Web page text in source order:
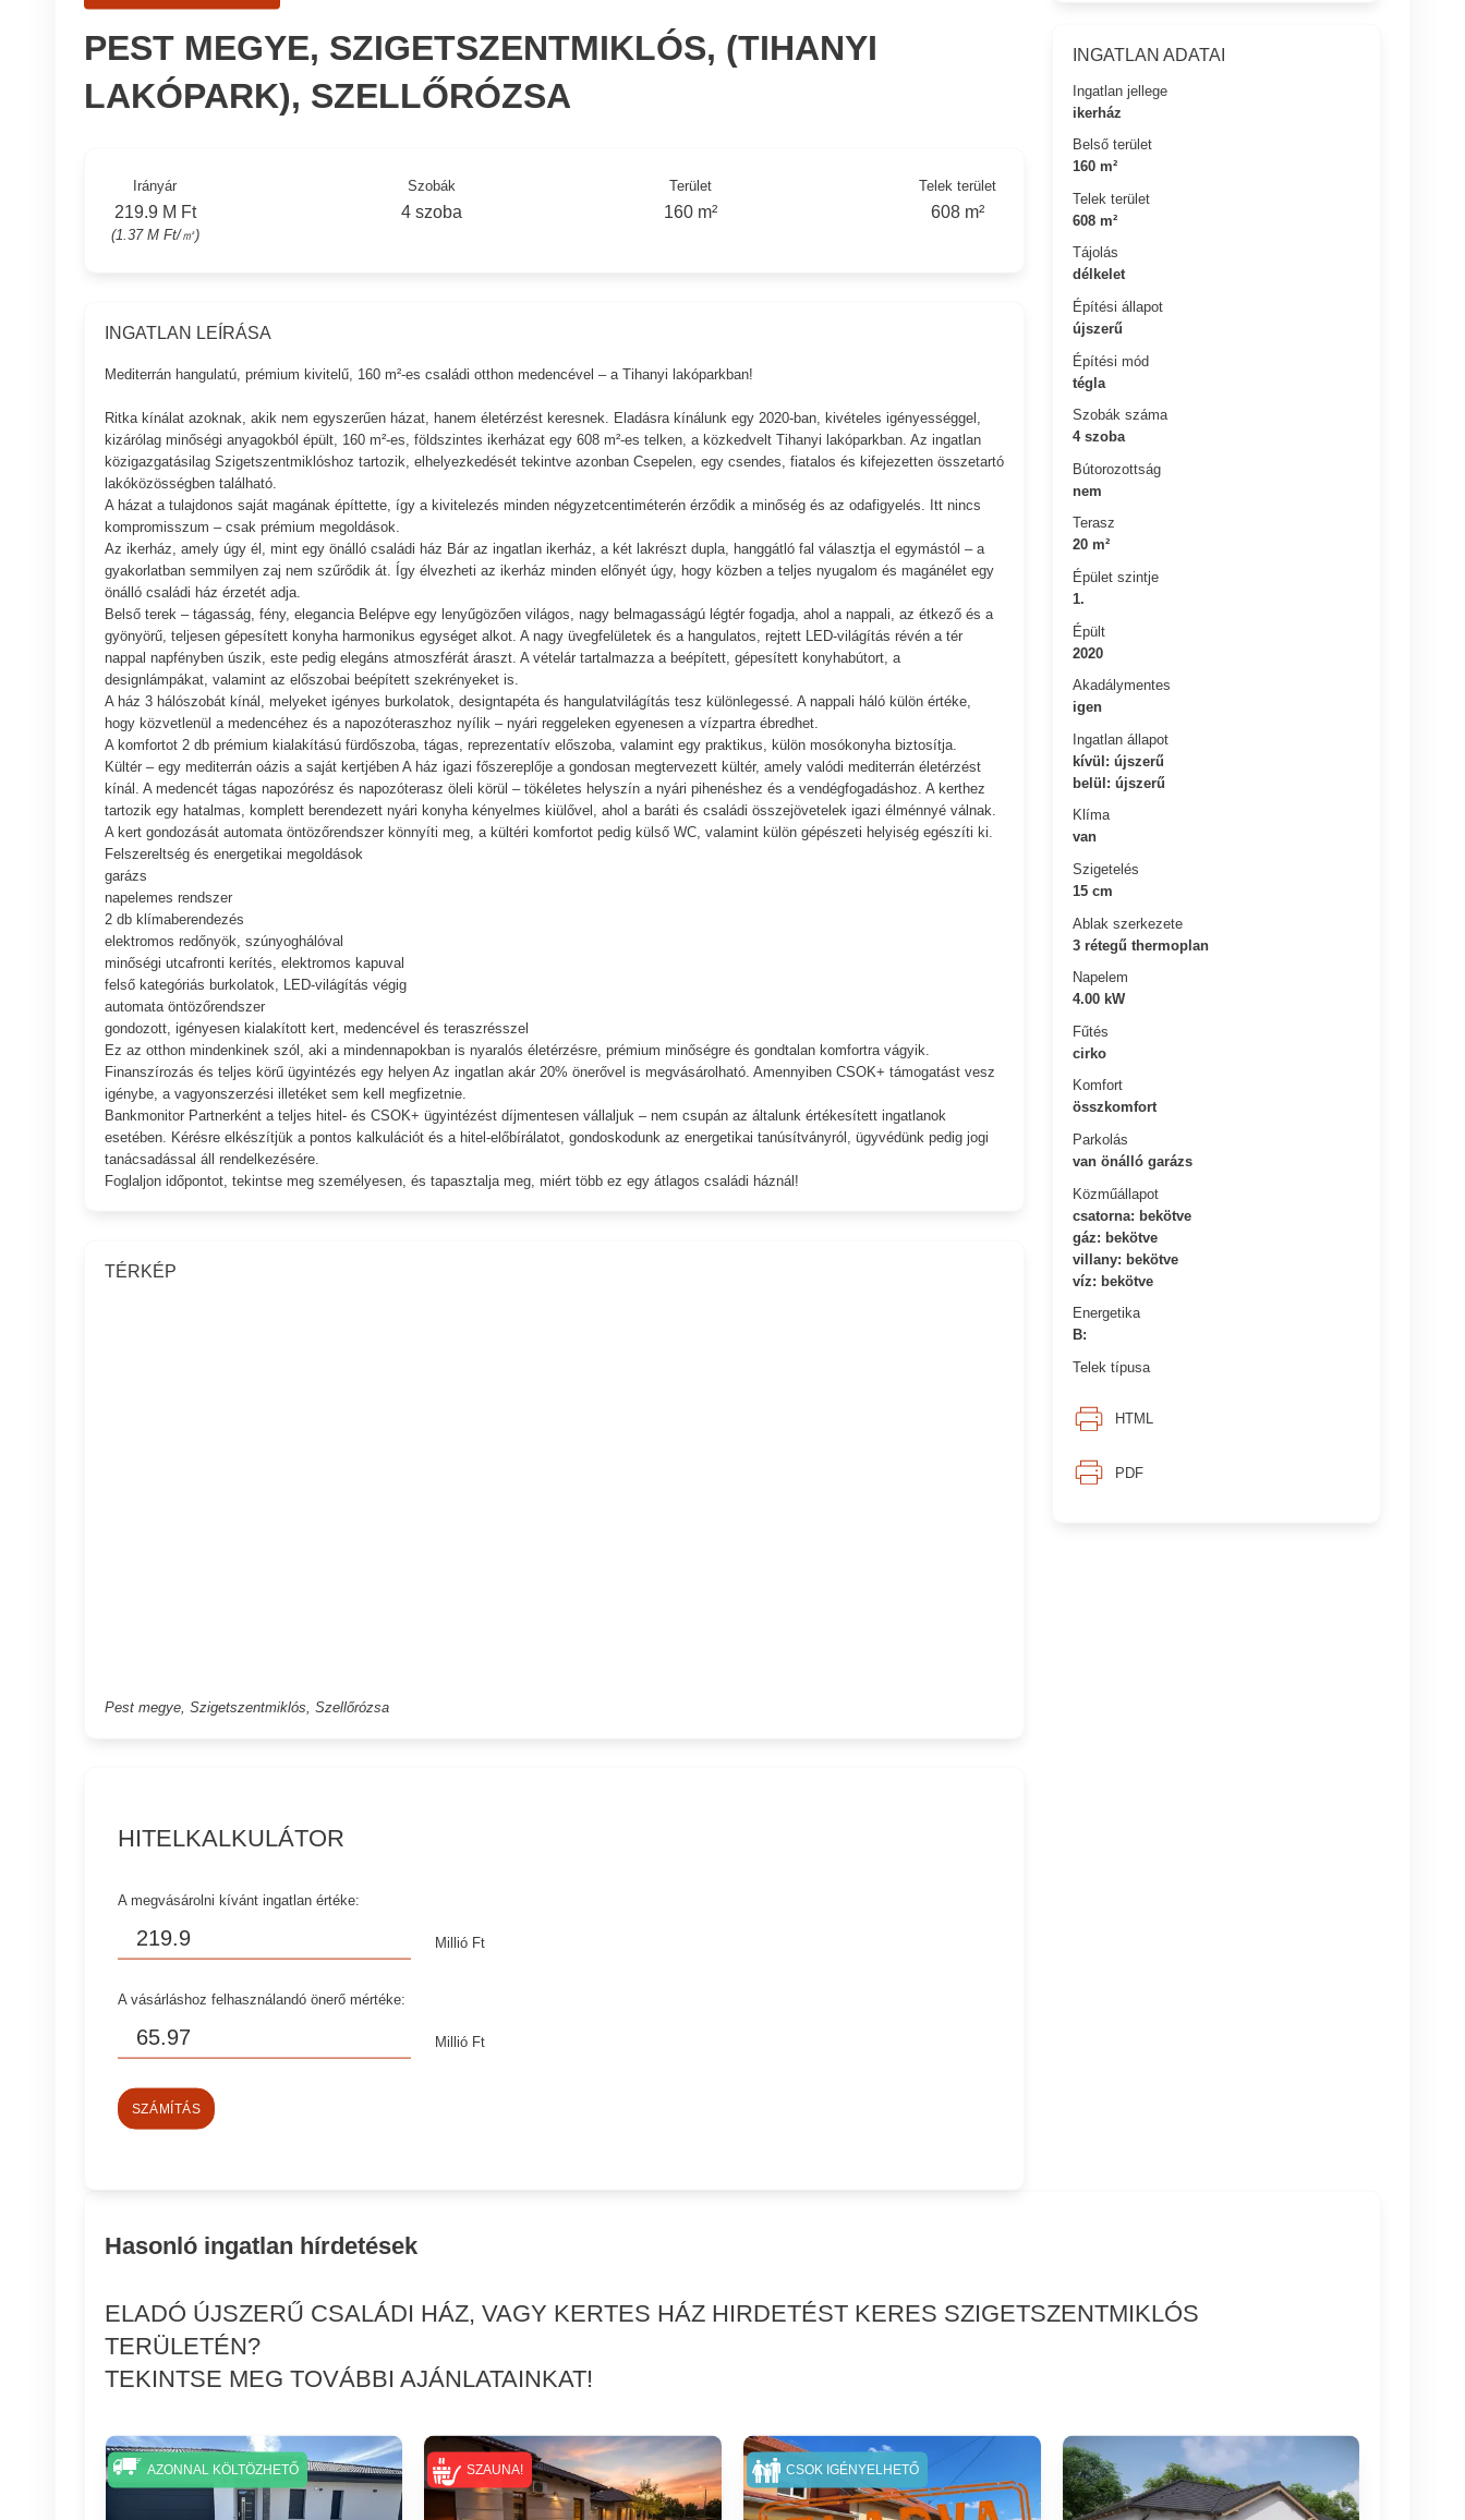
INGATLAN ADATAI
Ingatlan jellege
ikerház
Belső terület
160 m²
Telek terület
608 m²
Tájolás
délkelet
Építési állapot
újszerű
Építési mód
tégla
Szobák száma
4 szoba
Bútorozottság
nem
Terasz
20 m²
Épület szintje
1.
Épült
2020
Akadálymentes
igen
Ingatlan állapot
kívül: újszerű
belül: újszerű
Klíma
van
Szigetelés
15 cm
Ablak szerkezete
3 rétegű thermoplan
Napelem
4.00 kW
Fűtés
cirko
Komfort
összkomfort
Parkolás
van önálló garázs
Közműállapot
csatorna: bekötve
gáz: bekötve
villany: bekötve
víz: bekötve
Energetika
B:
Telek típusa
HTML
PDF
PEST MEGYE, SZIGETSZENTMIKLÓS, (TIHANYI
LAKÓPARK), SZELLŐRÓZSA
Irányár
219.9 M Ft
(1.37 M Ft/㎡)
Szobák
4 szoba
Terület
160 m²
Telek terület
608 m²
INGATLAN LEÍRÁSA
Mediterrán hangulatú, prémium kivitelű, 160 m²-es családi otthon medencével – a Tihanyi lakóparkban!
Ritka kínálat azoknak, akik nem egyszerűen házat, hanem életérzést keresnek. Eladásra kínálunk egy 2020-ban, kivételes igényességgel,
kizárólag minőségi anyagokból épült, 160 m²-es, földszintes ikerházat egy 608 m²-es telken, a közkedvelt Tihanyi lakóparkban. Az ingatlan
közigazgatásilag Szigetszentmiklóshoz tartozik, elhelyezkedését tekintve azonban Csepelen, egy csendes, fiatalos és kifejezetten összetartó
lakóközösségben található.
A házat a tulajdonos saját magának építtette, így a kivitelezés minden négyzetcentiméterén érződik a minőség és az odafigyelés. Itt nincs
kompromisszum – csak prémium megoldások.
Az ikerház, amely úgy él, mint egy önálló családi ház Bár az ingatlan ikerház, a két lakrészt dupla, hanggátló fal választja el egymástól – a
gyakorlatban semmilyen zaj nem szűrődik át. Így élvezheti az ikerház minden előnyét úgy, hogy közben a teljes nyugalom és magánélet egy
önálló családi ház érzetét adja.
Belső terek – tágasság, fény, elegancia Belépve egy lenyűgözően világos, nagy belmagasságú légtér fogadja, ahol a nappali, az étkező és a
gyönyörű, teljesen gépesített konyha harmonikus egységet alkot. A nagy üvegfelületek és a hangulatos, rejtett LED-világítás révén a tér
nappal napfényben úszik, este pedig elegáns atmoszférát áraszt. A vételár tartalmazza a beépített, gépesített konyhabútort, a
designlámpákat, valamint az előszobai beépített szekrényeket is.
A ház 3 hálószobát kínál, melyeket igényes burkolatok, designtapéta és hangulatvilágítás tesz különlegessé. A nappali háló külön értéke,
hogy közvetlenül a medencéhez és a napozóteraszhoz nyílik – nyári reggeleken egyenesen a vízpartra ébredhet.
A komfortot 2 db prémium kialakítású fürdőszoba, tágas, reprezentatív előszoba, valamint egy praktikus, külön mosókonyha biztosítja.
Kültér – egy mediterrán oázis a saját kertjében A ház igazi főszereplője a gondosan megtervezett kültér, amely valódi mediterrán életérzést
kínál. A medencét tágas napozórész és napozóterasz öleli körül – tökéletes helyszín a nyári pihenéshez és a vendégfogadáshoz. A kerthez
tartozik egy hatalmas, komplett berendezett nyári konyha kényelmes kiülővel, ahol a baráti és családi összejövetelek igazi élménnyé válnak.
A kert gondozását automata öntözőrendszer könnyíti meg, a kültéri komfortot pedig külső WC, valamint külön gépészeti helyiség egészíti ki.
Felszereltség és energetikai megoldások
garázs
napelemes rendszer
2 db klímaberendezés
elektromos redőnyök, szúnyoghálóval
minőségi utcafronti kerítés, elektromos kapuval
felső kategóriás burkolatok, LED-világítás végig
automata öntözőrendszer
gondozott, igényesen kialakított kert, medencével és teraszrésszel
Ez az otthon mindenkinek szól, aki a mindennapokban is nyaralós életérzésre, prémium minőségre és gondtalan komfortra vágyik.
Finanszírozás és teljes körű ügyintézés egy helyen Az ingatlan akár 20% önerővel is megvásárolható. Amennyiben CSOK+ támogatást vesz
igénybe, a vagyonszerzési illetéket sem kell megfizetnie.
Bankmonitor Partnerként a teljes hitel- és CSOK+ ügyintézést díjmentesen vállaljuk – nem csupán az általunk értékesített ingatlanok
esetében. Kérésre elkészítjük a pontos kalkulációt és a hitel-előbírálatot, gondoskodunk az energetikai tanúsítványról, ügyvédünk pedig jogi
tanácsadással áll rendelkezésére.
Foglaljon időpontot, tekintse meg személyesen, és tapasztalja meg, miért több ez egy átlagos családi háznál!
TÉRKÉP
Pest megye, Szigetszentmiklós, Szellőrózsa
HITELKALKULÁTOR
A megvásárolni kívánt ingatlan értéke:
Millió Ft
A vásárláshoz felhasználandó önerő mértéke:
Millió Ft
SZÁMÍTÁS
Hasonló ingatlan hírdetések
ELADÓ ÚJSZERŰ CSALÁDI HÁZ, VAGY KERTES HÁZ HIRDETÉST KERES SZIGETSZENTMIKLÓS
TERÜLETÉN?
TEKINTSE MEG TOVÁBBI AJÁNLATAINKAT!
AZONNAL KÖLTÖZHETŐ SZAUNA! CSOK IGÉNYELHETŐ